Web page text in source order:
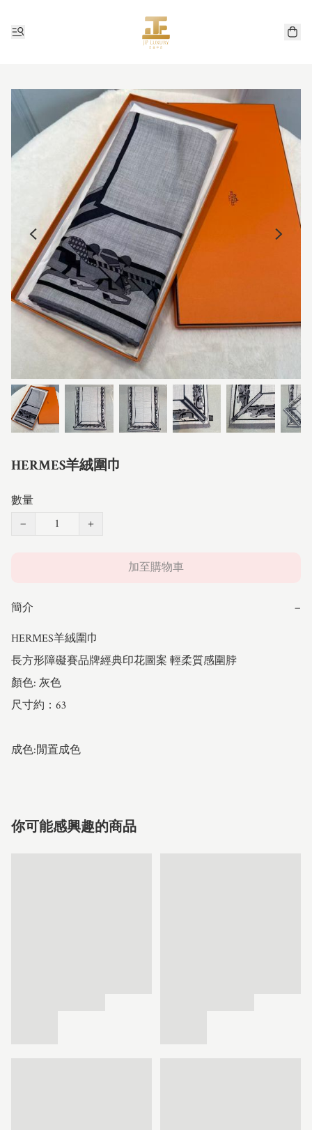
HERMES羊絨圍巾
數量
−
+
加至購物車
簡介 −
HERMES羊絨圍巾
長方形障礙賽品牌經典印花圖案 輕柔質感圍脖
顏色: 灰色
尺寸約：63
成色:閒置成色
你可能感興趣的商品